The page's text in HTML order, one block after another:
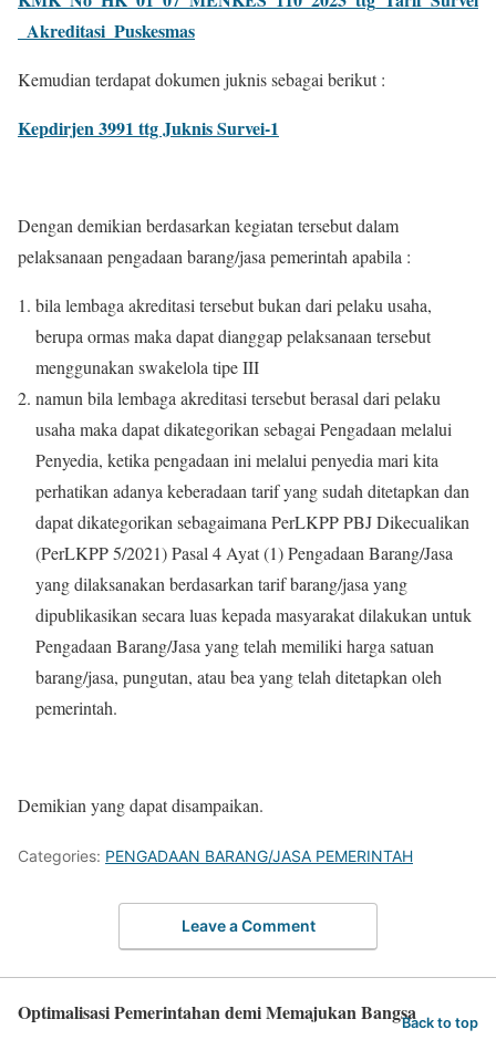
_Akreditasi_Puskesmas
Kemudian terdapat dokumen juknis sebagai berikut :
Kepdirjen 3991 ttg Juknis Survei-1
Dengan demikian berdasarkan kegiatan tersebut dalam
pelaksanaan pengadaan barang/jasa pemerintah apabila :
bila lembaga akreditasi tersebut bukan dari pelaku usaha,
berupa ormas maka dapat dianggap pelaksanaan tersebut
menggunakan swakelola tipe III
namun bila lembaga akreditasi tersebut berasal dari pelaku
usaha maka dapat dikategorikan sebagai Pengadaan melalui
Penyedia, ketika pengadaan ini melalui penyedia mari kita
perhatikan adanya keberadaan tarif yang sudah ditetapkan dan
dapat dikategorikan sebagaimana PerLKPP PBJ Dikecualikan
(PerLKPP 5/2021) Pasal 4 Ayat (1) Pengadaan Barang/Jasa
yang dilaksanakan berdasarkan tarif barang/jasa yang
dipublikasikan secara luas kepada masyarakat dilakukan untuk
Pengadaan Barang/Jasa yang telah memiliki harga satuan
barang/jasa, pungutan, atau bea yang telah ditetapkan oleh
pemerintah.
Demikian yang dapat disampaikan.
Categories: PENGADAAN BARANG/JASA PEMERINTAH
Leave a Comment
Optimalisasi Pemerintahan demi Memajukan BangsaBack to top